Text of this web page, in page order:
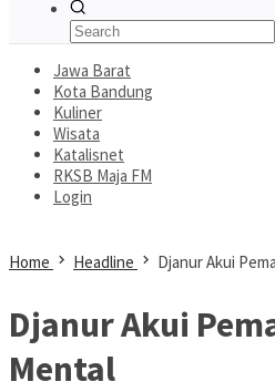
Jawa Barat
Kota Bandung
Kuliner
Wisata
Katalisnet
RKSB Maja FM
Login
Home Headline Djanur Akui
Djanur Akui
Mental